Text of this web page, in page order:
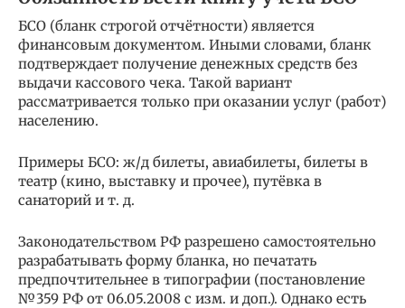
БСО (бланк строгой отчётности) является
финансовым документом. Иными словами, бланк
подтверждает получение денежных средств без
выдачи кассового чека. Такой вариант
рассматривается только при оказании услуг (работ)
населению.
Примеры БСО: ж/д билеты, авиабилеты, билеты в
театр (кино, выставку и прочее), путёвка в
санаторий и т. д.
Законодательством РФ разрешено самостоятельно
разрабатывать форму бланка, но печатать
предпочтительнее в типографии (постановление
№359 РФ от 06.05.2008 с изм. и доп.). Однако есть